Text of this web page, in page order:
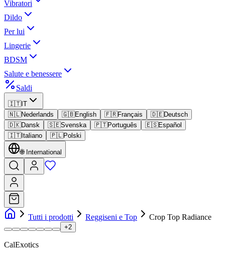
Vibratori
Dildo
Per lui
Lingerie
BDSM
Salute e benessere
Saldi
🇮🇹IT
🇳🇱Nederlands 🇬🇧English 🇫🇷Français 🇩🇪Deutsch
🇩🇰Dansk 🇸🇪Svenska 🇵🇹Português 🇪🇸Español
🇮🇹Italiano 🇵🇱Polski
🌐 International
Tutti i prodotti Reggiseni e Top Crop Top Radiance
+2
CalExotics